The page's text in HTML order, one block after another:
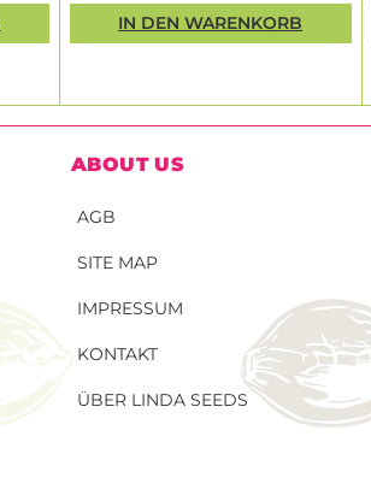
IN DEN WARENKORB
ABOUT US
AGB
SITE MAP
IMPRESSUM
KONTAKT
ÜBER LINDA SEEDS